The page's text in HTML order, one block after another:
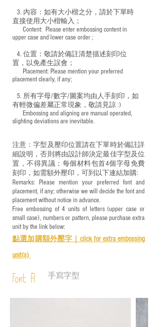
3. 內容：如有大小楷之分，請於下單時
直接使用大小楷輸入；
​ Content: Please enter embossing content in
upper case and lower case order ;
4. 位置：敬請於備註清楚描述刻印位
置，以免產生誤會；
​ Placement: Please mention your preferred
placement clearly, if any;
5. 所有字母/數字/圖案均由人手刻印，如
有輕微偏差屬正常現象，敬請見諒 :)
​ Embossing and aligning are manual operated,
slighting deviations are inevitable.
注意：字型及壓印位置請在下單時於備註詳
細說明，否則將由設計師決定最佳字型及位
置，不得異議；每個材料包首4個字母免費
刻印，如需額外壓印，可到以下連結加購:
Remarks: Please mention your preferred font and
placement, if any; otherwise we will decide the font and
placement without notice in advance.
Free embossing of 4 units of letters (upper case or
small case), numbers or pattern, please purchase extra
unit by the link below:
點選加購額外壓字｜ click for extra embossing
unit(s)
Font A 手寫字型